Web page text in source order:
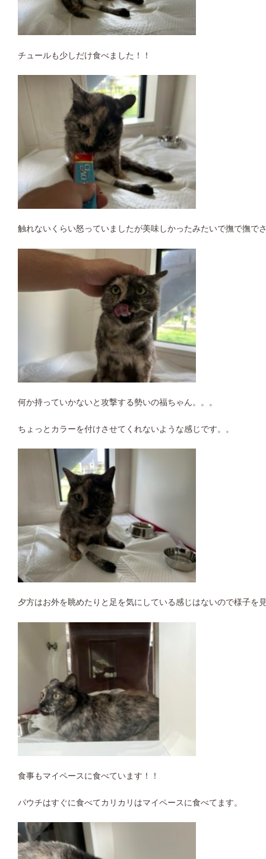
チュールも少しだけ食べました！！
触れないくらい怒っていましたが美味しかったみたいで撫で撫で
何か持っていかないと攻撃する勢いの福ちゃん。。。
ちょっとカラーを付けさせてくれないような感じです。。
夕方はお外を眺めたりと足を気にしている感じはないので様子を
食事もマイペースに食べています！！
パウチはすぐに食べてカリカリはマイペースに食べてます。